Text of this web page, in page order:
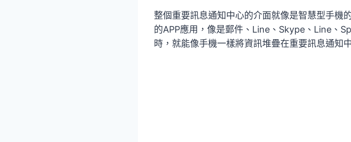
整個重要訊息通知中心的介面就像是智慧型手機
的APP應用，像是郵件、Line、Skype、Line、
時，就能像手機一樣將資訊堆疊在重要訊息通知